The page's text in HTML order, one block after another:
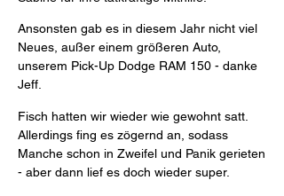
Ansonsten gab es in diesem Jahr nicht viel
Neues, außer einem größeren Auto,
unserem Pick-Up Dodge RAM 150 - danke
Jeff.
Fisch hatten wir wieder wie gewohnt satt.
Allerdings fing es zögernd an, sodass
Manche schon in Zweifel und Panik gerieten
- aber dann lief es doch wieder super.